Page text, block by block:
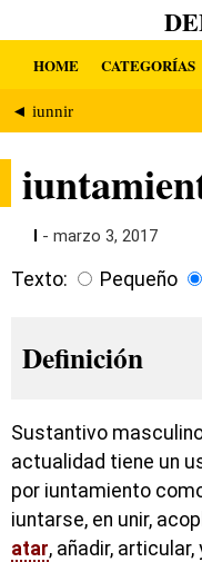
HOME CATEGORÍAS
◄ iunnir
I - marzo 3, 2017
Texto: Pequeño
Definición
Sustantivo
actualidad tiene un
por iuntamiento
iuntarse, en unir,
atar, añadir,